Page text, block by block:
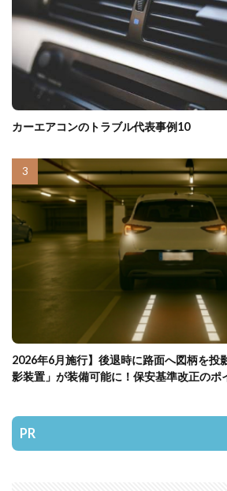
カーエアコンのトラブル代表事例10
2026年6月施行】後退時に路面へ図柄を投
影装置」が装備可能に！保安基準改正のポ
PR